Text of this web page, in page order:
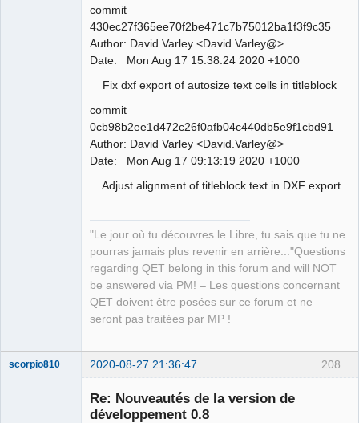
commit
430ec27f365ee70f2be471c7b75012ba1f3f9c35
Author: David Varley <David.Varley@>
Date: Mon Aug 17 15:38:24 2020 +1000
Fix dxf export of autosize text cells in titleblock
commit
0cb98b2ee1d472c26f0afb04c440db5e9f1cbd91
Author: David Varley <David.Varley@>
Date: Mon Aug 17 09:13:19 2020 +1000
Adjust alignment of titleblock text in DXF export
"Le jour où tu découvres le Libre, tu sais que tu ne
pourras jamais plus revenir en arrière..."Questions
regarding QET belong in this forum and will NOT
be answered via PM! – Les questions concernant
QET doivent être posées sur ce forum et ne
seront pas traitées par MP !
208
scorpio810 2020-08-27 21:36:47
Re: Nouveautés de la version de
développement 0.8